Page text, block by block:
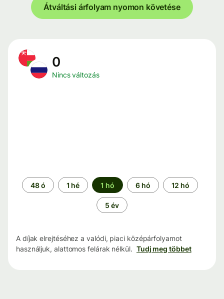
Átváltási árfolyam nyomon követése
0
Nincs változás
Időszak
48 ó 1 hé 1 hó 6 hó 12 hó
5 év
A díjak elrejtéséhez a valódi, piaci középárfolyamot
használjuk, alattomos felárak nélkül. Tudj meg többet